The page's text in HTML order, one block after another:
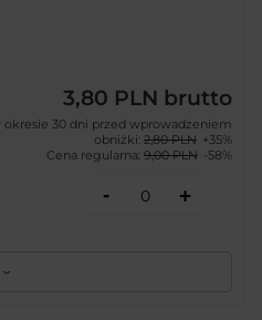
3,80 PLN brutto
okresie 30 dni przed wprowadzeniem
obniżki: 2,80 PLN +35%
Cena regularna: 9,00 PLN -58%
- +